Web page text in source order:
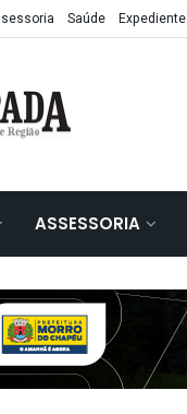
Saúde Expediente
ASSESSORIA